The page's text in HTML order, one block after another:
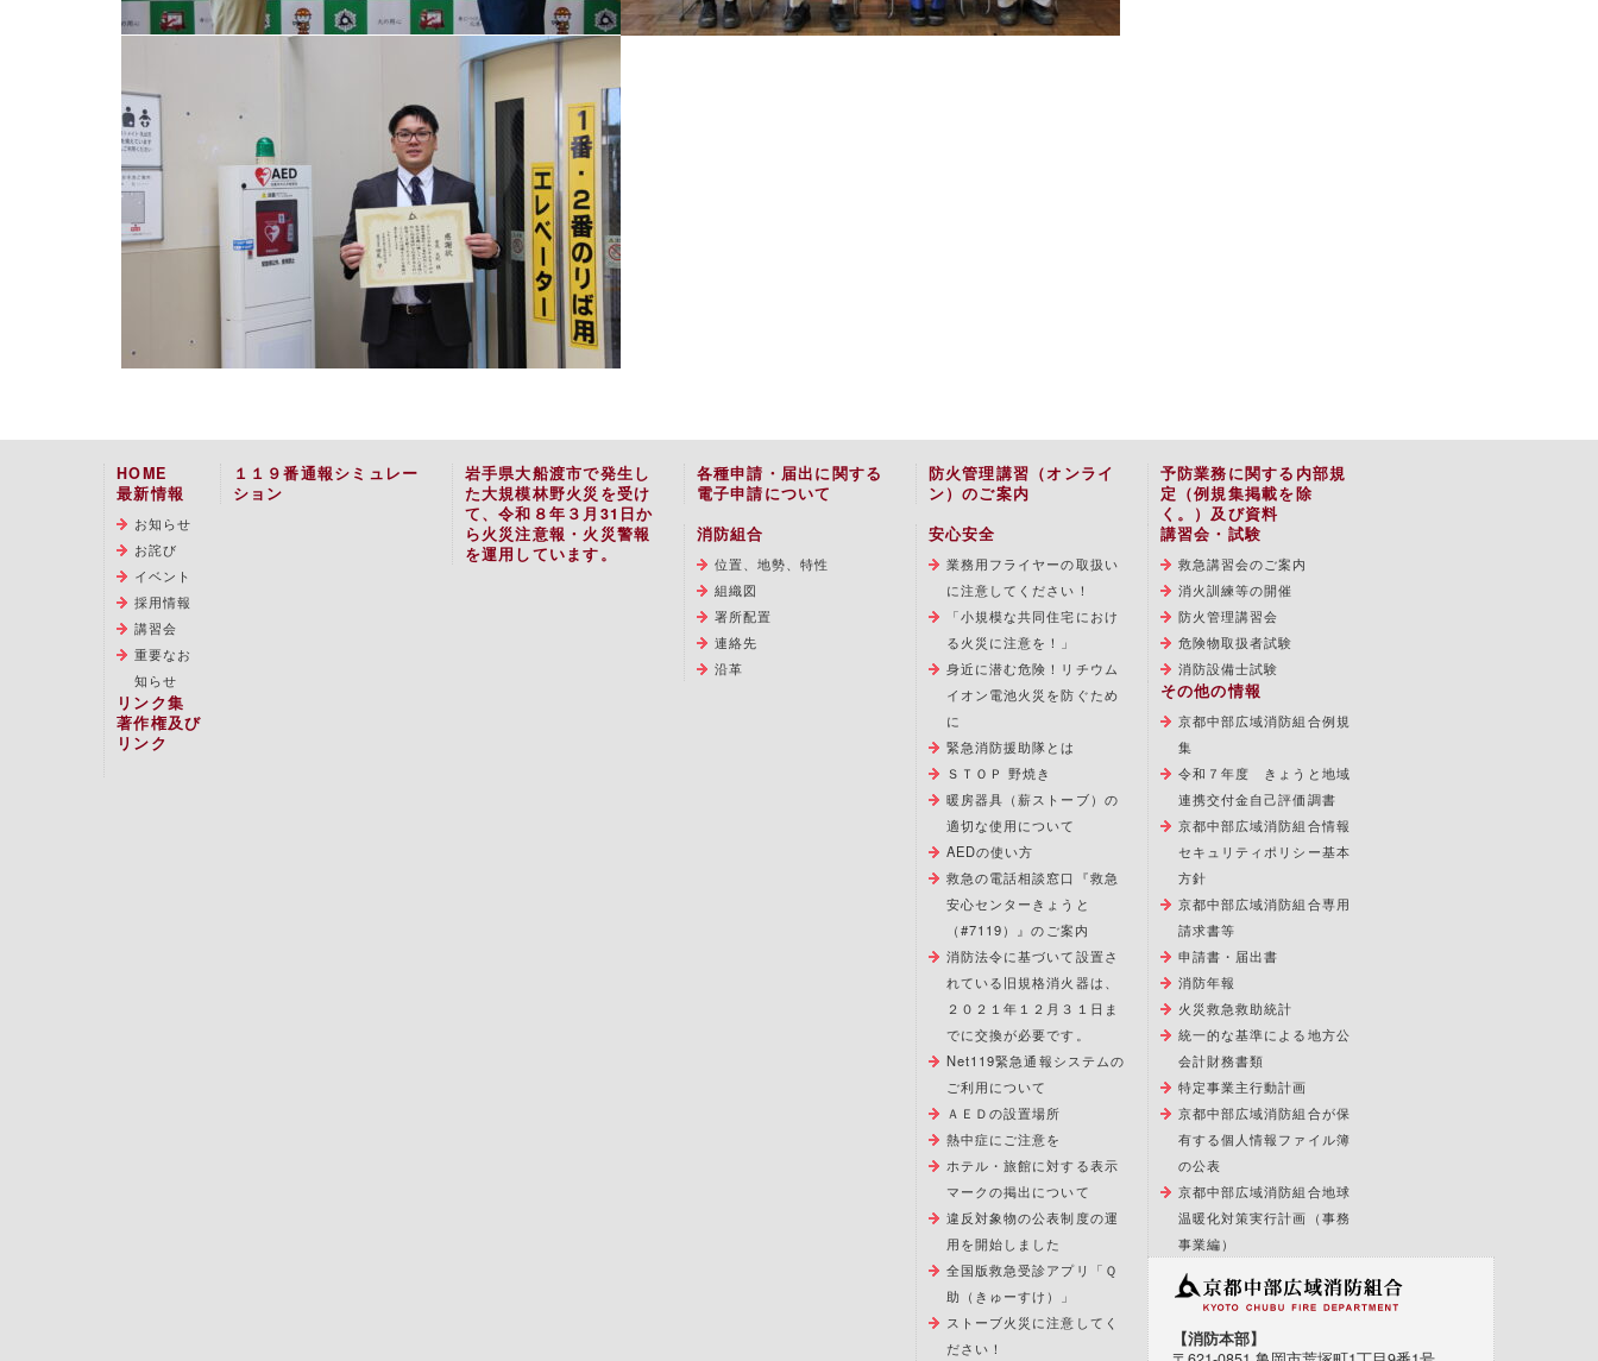
HOME
最新情報
お知らせ
お詫び
イベント
採用情報
講習会
重要なお
知らせ
リンク集
著作権及び
リンク
１１９番通報シミュレー
ション
岩手県大船渡市で発生し
た大規模林野火災を受け
て、令和８年３月31日か
ら火災注意報・火災警報
を運用しています。
各種申請・届出に関する
電子申請について
防火管理講習（オンライ
ン）のご案内
予防業務に関する内部規
定（例規集掲載を除
く。）及び資料
消防組合
位置、地勢、特性
組織図
署所配置
連絡先
沿革
安心安全
業務用フライヤーの取扱い
に注意してください！
「小規模な共同住宅におけ
る火災に注意を！」
身近に潜む危険！リチウム
イオン電池火災を防ぐため
に
緊急消防援助隊とは
ＳＴＯＰ 野焼き
暖房器具（薪ストーブ）の
適切な使用について
AEDの使い方
救急の電話相談窓口『救急
安心センターきょうと
（#7119）』のご案内
消防法令に基づいて設置さ
れている旧規格消火器は、
２０２１年１２月３１日ま
でに交換が必要です。
Net119緊急通報システムの
ご利用について
ＡＥＤの設置場所
熱中症にご注意を
ホテル・旅館に対する表示
マークの掲出について
違反対象物の公表制度の運
用を開始しました
全国版救急受診アプリ「Ｑ
助（きゅーすけ）」
ストーブ火災に注意してく
ださい！
講習会・試験
救急講習会のご案内
消火訓練等の開催
防火管理講習会
危険物取扱者試験
消防設備士試験
その他の情報
京都中部広域消防組合例規
集
令和７年度 きょうと地域
連携交付金自己評価調書
京都中部広域消防組合情報
セキュリティポリシー基本
方針
京都中部広域消防組合専用
請求書等
申請書・届出書
消防年報
火災救急救助統計
統一的な基準による地方公
会計財務書類
特定事業主行動計画
京都中部広域消防組合が保
有する個人情報ファイル簿
の公表
京都中部広域消防組合地球
温暖化対策実行計画（事務
事業編）
【消防本部】